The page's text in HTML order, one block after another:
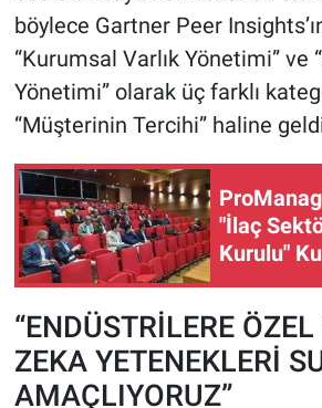
böylece Gartner Peer
“Kurumsal Varlık Yönetimi” ve
Yönetimi” olarak üç farklı
“Müşterinin Tercihi” haline
"İlaç
Kurulu"
“ENDÜSTRİLERE ÖZEL
ZEKA YETENEKLERİ
AMAÇLIYORUZ”